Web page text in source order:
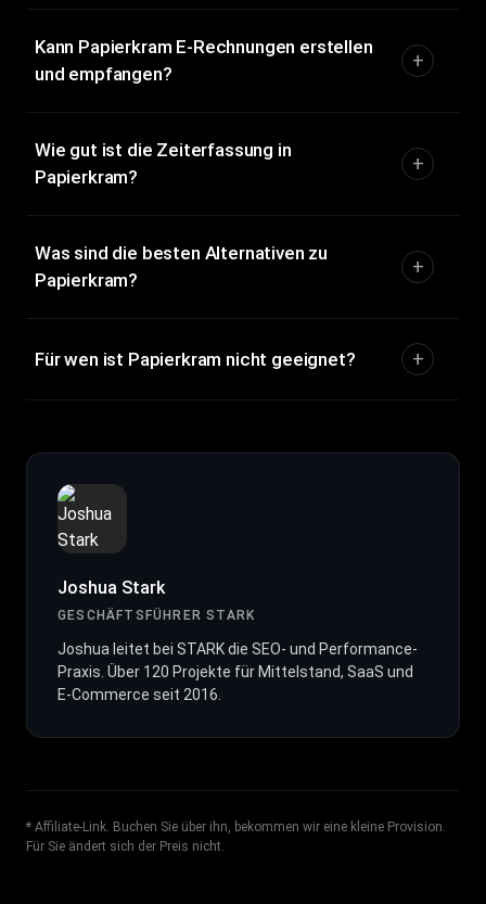
Kann Papierkram E-Rechnungen erstellen
und empfangen?
Wie gut ist die Zeiterfassung in
Papierkram?
Was sind die besten Alternativen zu
Papierkram?
Für wen ist Papierkram nicht geeignet?
Joshua Stark
GESCHÄFTSFÜHRER STARK
Joshua leitet bei STARK die SEO- und Performance-
Praxis. Über 120 Projekte für Mittelstand, SaaS und
E-Commerce seit 2016.
* Affiliate-Link. Buchen Sie über ihn, bekommen wir eine kleine Provision.
Für Sie ändert sich der Preis nicht.